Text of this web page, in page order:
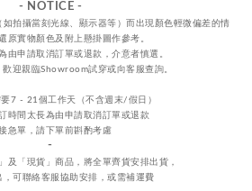
- NOTICE -
拍攝當刻光線、 顯示器等 ）而出現顏色輕微偏差的情
原實物顏色及附上懸掛圖作參考。
由申請取消訂單或退款，介意者慎選。
迎親臨Showroom試穿或向客服查詢。
7 - 21個工作天（不含週末/假日）
時間太長為由申請取消訂單或退款
急單，請下單前斟酌考慮
-
及「現貨」商品，將全單齊貨安排出貨，
，可聯絡客服協助安排，或需補運費